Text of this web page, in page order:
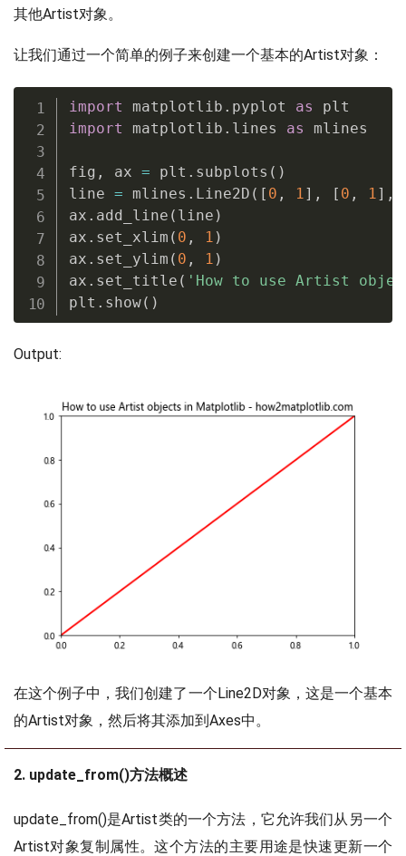
其他Artist对象。
让我们通过一个简单的例子来创建一个基本的Artist对象：
import matplotlib . pyplot as
import matplotlib . lines as mlines
fig , ax = plt . subplots ( )
line = mlines . Line2D ( [ 0 , 1] , [ 0 , 1] ,
ax . add_line ( line )
ax . set_xlim ( 0 , 1 )
ax . set_ylim ( 0 , 1 )
ax . set_title ( 'How to use Artist
plt . show( )
Output:
在这个例子中，我们创建了一个Line2D对象，这是一个基本
的Artist对象，然后将其添加到Axes中。
2. update_from()方法概述
update_from()是Artist类的一个方法，它允许我们从另一个
Artist对象复制属性。这个方法的主要用途是快速更新一个